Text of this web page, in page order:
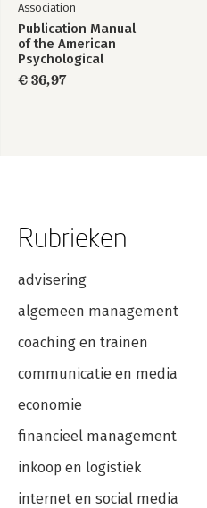
Association
Publication Manual
of the American
Psychological
Association 2020
€ 36,97
Rubrieken
advisering
algemeen management
coaching en trainen
communicatie en media
economie
financieel management
inkoop en logistiek
internet en social media